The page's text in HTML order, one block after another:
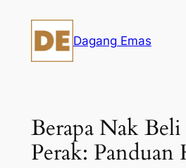
content
Dagang Emas
Berapa Nak Beli
Perak: Panduan